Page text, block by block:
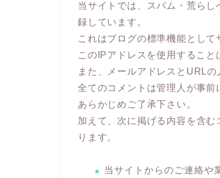
当サイトでは、スパム・荒ら
録しています。
これはブログの標準機能とし
このIPアドレスを使用すること
また、メールアドレスとURL
全てのコメントは管理人が事
あらかじめご了承下さい。
加えて、次に掲げる内容を含
ります。
当サイトからのご連絡や